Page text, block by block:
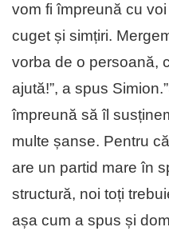
vom fi împreună cu
cuget și simțiri.
vorba de o persoană,
ajută!”, a spus
împreună să îl
multe șanse. Pentru
are un partid mare în
structură, noi toți
așa cum a spus și